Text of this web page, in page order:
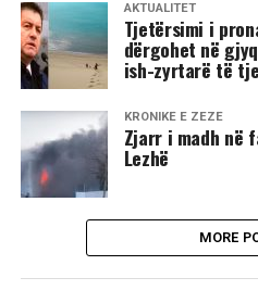
AKTUALITET
Tjetërsimi i
dërgohet në
ish-zyrtarë të
KRONIKË E ZEZË
Zjarr i madh në
Lezhë
MORE